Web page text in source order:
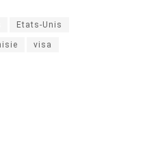
Etats-Unis
visa